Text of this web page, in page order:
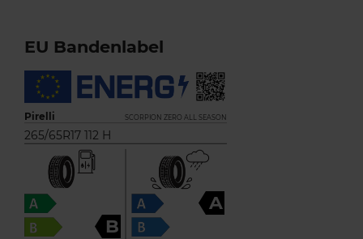
EU Bandenlabel
Pirelli SCORPION ZERO ALL SEASON
265/65R17 112 H
B
A